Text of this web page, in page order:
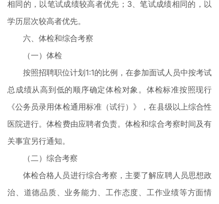
相同的，以笔试成绩较高者优先；3、笔试成绩相同的，以
学历层次较高者优先。
六、体检和综合考察
（一）体检
按照招聘职位计划1:1的比例，在参加面试人员中按考试
总成绩从高到低的顺序确定体检对象。体检标准按照现行
《公务员录用体检通用标准（试行）》，在县级以上综合性
医院进行。体检费由应聘者负责。体检和综合考察时间及有
关事宜另行通知。
（二）综合考察
体检合格人员进行综合考察，主要了解应聘人员思想政
治、道德品质、业务能力、工作态度、工作业绩等方面情